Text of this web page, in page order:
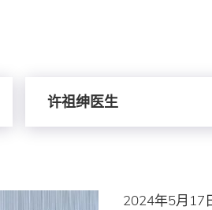
许祖绅医生
2024年5月17